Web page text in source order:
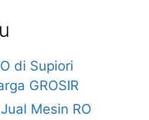
di Supiori
GROSIR
Mesin RO